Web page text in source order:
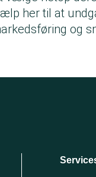
her til at
og